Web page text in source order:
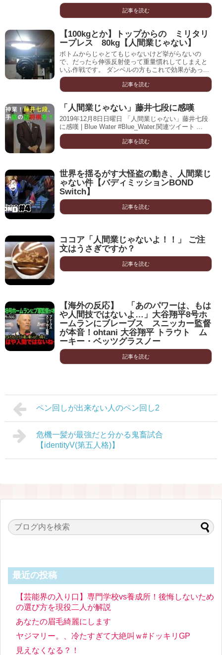
記事を読む
【100kgとか】トップからの ミリタリ
ープレス 80kg【人間業じゃない】
ボトムからじゃとてもじゃないけど挙がらないの
で、だったら伸張反射使って重量慣れしてしまえと
いふ作戦です。 ダンベルの方もこれで効果があっ...
記事を読む
「人間業じゃない」藤井七段に感嘆
2019年12月8日日曜日 「人間業じゃない」藤井七段
に感嘆 | Blue Water #Blue_Water.関連ツイート ...
記事を読む
世界を揺るがす大怪盗の動き、人間業じ
ゃない件【バディミッションBOND
Switch】
記事を読む
ココア「人間業じゃないよ！！」 ご注
文はうさぎですか？
記事を読む
【海外の反応】 「あのパワーは、もは
や人間技ではないよ…」大谷翔平8号ホ
ームランにブレーブス スニッカー監督
が本音！ohtani 大谷翔平 トラウト ム
ーキー・ベッツグラスノー
記事を読む
ペン回しが出来ない人のペン回し2
危機一髪が最強だと分かる鬼畜試合
【identityV(第五人格)】
最近の投稿
【芸能界の入り口】専門学校vs養成所！後悔しないため
の選び方を現役二人が解説
あなたの眉毛綺麗にします
ヤジマリー。、冷たすぎて大絶叫ｗ#ドッキリGP
見えなくなる？！